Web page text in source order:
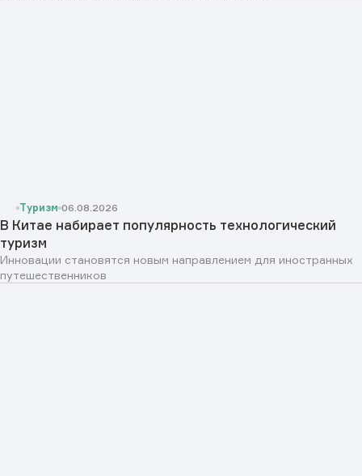
Туризм 06.08.2026
В Китае набирает популярность технологический
туризм
Инновации становятся новым направлением для иностранных
путешественников